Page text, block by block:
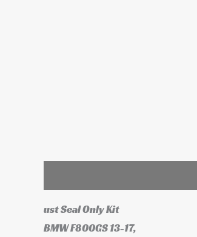
ust Seal Only Kit
BMW F800GS 13-17,